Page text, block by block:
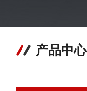
产品中心